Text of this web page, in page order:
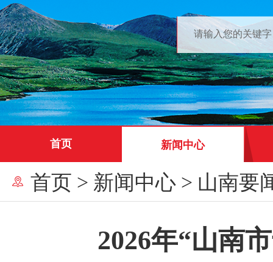
首页 新闻中心
首页 > 新闻中心 > 山南要
2026年“山南